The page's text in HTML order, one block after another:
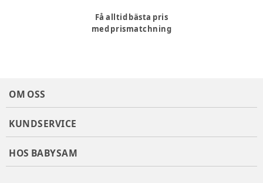
Få alltid bästa pris
med prismatchning
OM OSS
KUNDSERVICE
HOS BABYSAM